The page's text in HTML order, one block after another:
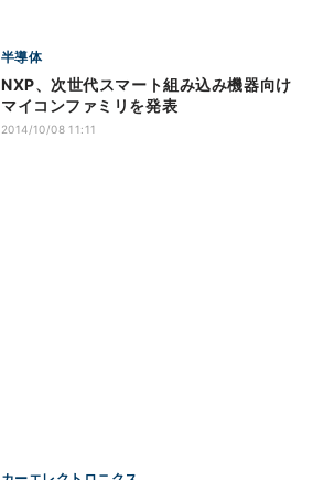
半導体
NXP、次世代スマート組み込み機器向け
マイコンファミリを発表
2014/10/08 11:11